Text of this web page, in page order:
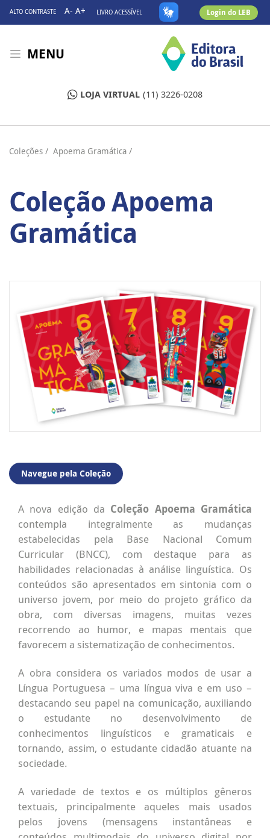
ALTO CONTRASTE A- A+ LIVRO ACESSÍVEL Login do LEB
MENU
LOJA VIRTUAL (11) 3226-0208
Coleções / Apoema Gramática /
Coleção Apoema
Gramática
Navegue pela Coleção
A nova edição da Coleção Apoema Gramática
contempla integralmente as mudanças
estabelecidas pela Base Nacional Comum
Curricular (BNCC), com destaque para as
habilidades relacionadas à análise linguística. Os
conteúdos são apresentados em sintonia com o
universo jovem, por meio do projeto gráfico da
obra, com diversas imagens, muitas vezes
recorrendo ao humor, e mapas mentais que
favorecem a sistematização de conhecimentos.
A obra considera os variados modos de usar a
Língua Portuguesa – uma língua viva e em uso –
destacando seu papel na comunicação, auxiliando
o estudante no desenvolvimento de
conhecimentos linguísticos e gramaticais e
tornando, assim, o estudante cidadão atuante na
sociedade.
A variedade de textos e os múltiplos gêneros
textuais, principalmente aqueles mais usados
pelos jovens (mensagens instantâneas e